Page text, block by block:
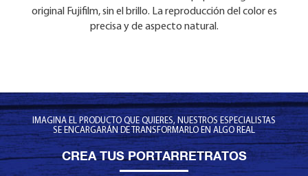
original Fujifilm, sin el brillo. La reproducción del color es
precisa y de aspecto natural.
original Fujifilm, sin el brillo. La reproducción del color es
precisa y de aspecto natural.
IMAGINA EL PRODUCTO QUE QUIERES, NUESTROS ESPECIALISTAS
SE ENCARGARÁN DE TRANSFORMARLO EN ALGO REAL
CREA TUS PORTARRETRATOS